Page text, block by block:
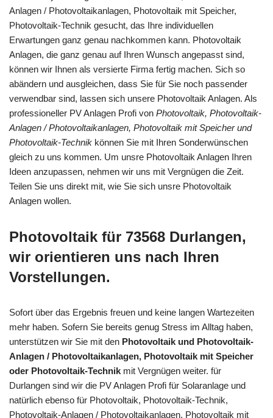
Anlagen / Photovoltaikanlagen, Photovoltaik mit Speicher,
Photovoltaik-Technik gesucht, das Ihre individuellen
Erwartungen ganz genau nachkommen kann. Photovoltaik
Anlagen, die ganz genau auf Ihren Wunsch angepasst sind,
können wir Ihnen als versierte Firma fertig machen. Sich so
abändern und ausgleichen, dass Sie für Sie noch passender
verwendbar sind, lassen sich unsere Photovoltaik Anlagen. Als
professioneller PV Anlagen Profi von Photovoltaik, Photovoltaik-
Anlagen / Photovoltaikanlagen, Photovoltaik mit Speicher und
Photovoltaik-Technik können Sie mit Ihren Sonderwünschen
gleich zu uns kommen. Um unsre Photovoltaik Anlagen Ihren
Ideen anzupassen, nehmen wir uns mit Vergnügen die Zeit.
Teilen Sie uns direkt mit, wie Sie sich unsre Photovoltaik
Anlagen wollen.
Photovoltaik für 73568 Durlangen,
wir orientieren uns nach Ihren
Vorstellungen.
Sofort über das Ergebnis freuen und keine langen Wartezeiten
mehr haben. Sofern Sie bereits genug Stress im Alltag haben,
unterstützen wir Sie mit den Photovoltaik und Photovoltaik-
Anlagen / Photovoltaikanlagen, Photovoltaik mit Speicher
oder Photovoltaik-Technik mit Vergnügen weiter. für
Durlangen sind wir die PV Anlagen Profi für Solaranlage und
natürlich ebenso für Photovoltaik, Photovoltaik-Technik,
Photovoltaik-Anlagen / Photovoltaikanlagen, Photovoltaik mit